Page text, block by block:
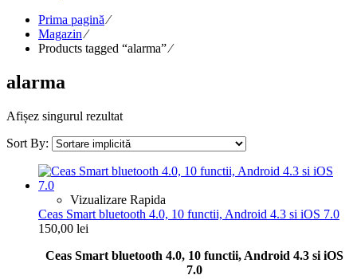
Prima pagină⁄
Magazin ⁄
Products tagged “alarma”⁄
alarma
Afișez singurul rezultat
Sort By:
Vizualizare Rapida
Ceas Smart bluetooth 4.0, 10 functii, Android 4.3 si iOS 7.0
150,00 lei
Ceas Smart bluetooth 4.0, 10 functii, Android 4.3 si iOS
7.0